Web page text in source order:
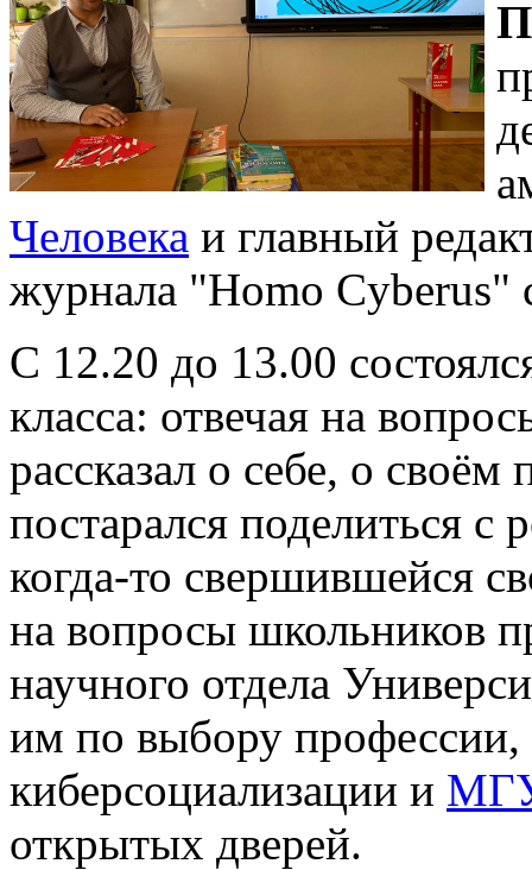
Человека и главный
журнала "Homo Cyberus"
С 12.20 до 13.00
класса: отвечая на
рассказал о себе, о
постарался поделиться
когда-то свершившейся
на вопросы школьников
научного отдела
им по выбору профессии,
киберсоциализации и
открытых дверей.